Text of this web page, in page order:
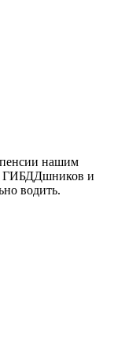
нашим
ГИБДДшников и
водить.